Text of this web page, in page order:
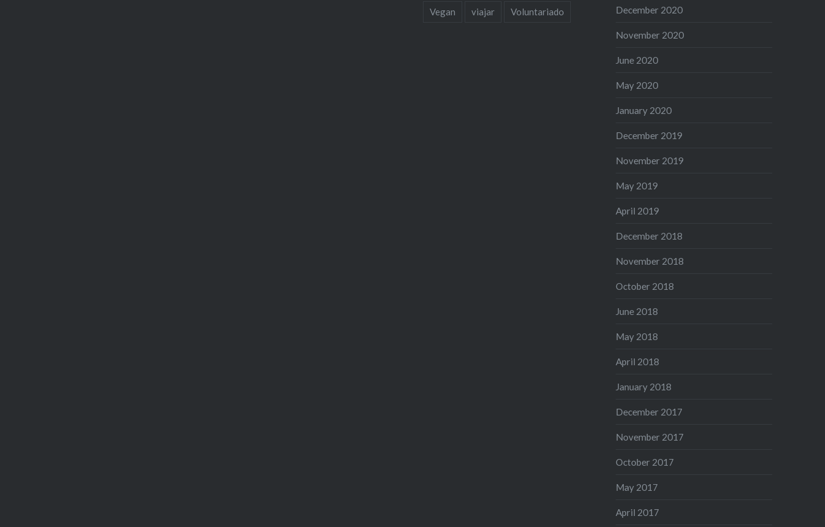
Vegan viajar Voluntariado December 2020
November 2020
June 2020
May 2020
January 2020
December 2019
November 2019
May 2019
April 2019
December 2018
November 2018
October 2018
June 2018
May 2018
April 2018
January 2018
December 2017
November 2017
October 2017
May 2017
April 2017